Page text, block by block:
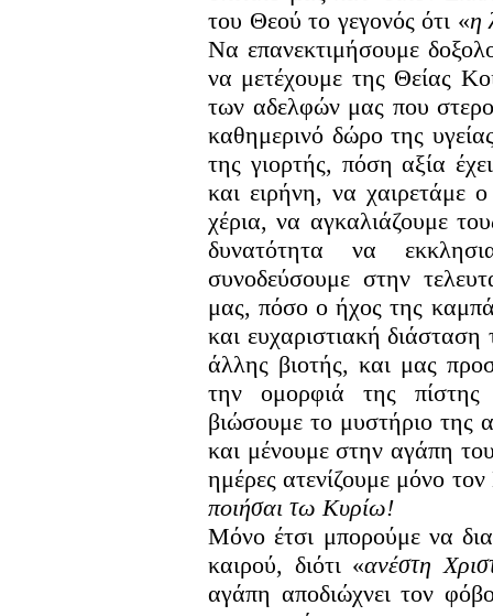
του Θεού το γεγονός ότι «η
Να επανεκτιμήσουμε
να μετέχουμε της Θείας
των αδελφών μας που
καθημερινό δώρο της
της γιορτής, πόση αξία
και ειρήνη, να χαιρετάμε
χέρια, να αγκαλιάζουμε
δυνατότητα να
συνοδεύσουμε στην
μας, πόσο ο ήχος της
και ευχαριστιακή
άλλης βιοτής, και μας
την ομορφιά της
βιώσουμε το μυστήριο της
και μένουμε στην αγάπη
ημέρες ατενίζουμε μόνο
ποιήσαι τω Κυρίω!
Μόνο έτσι μπορούμε να
καιρού, διότι «ανέστη
αγάπη αποδιώχνει τον